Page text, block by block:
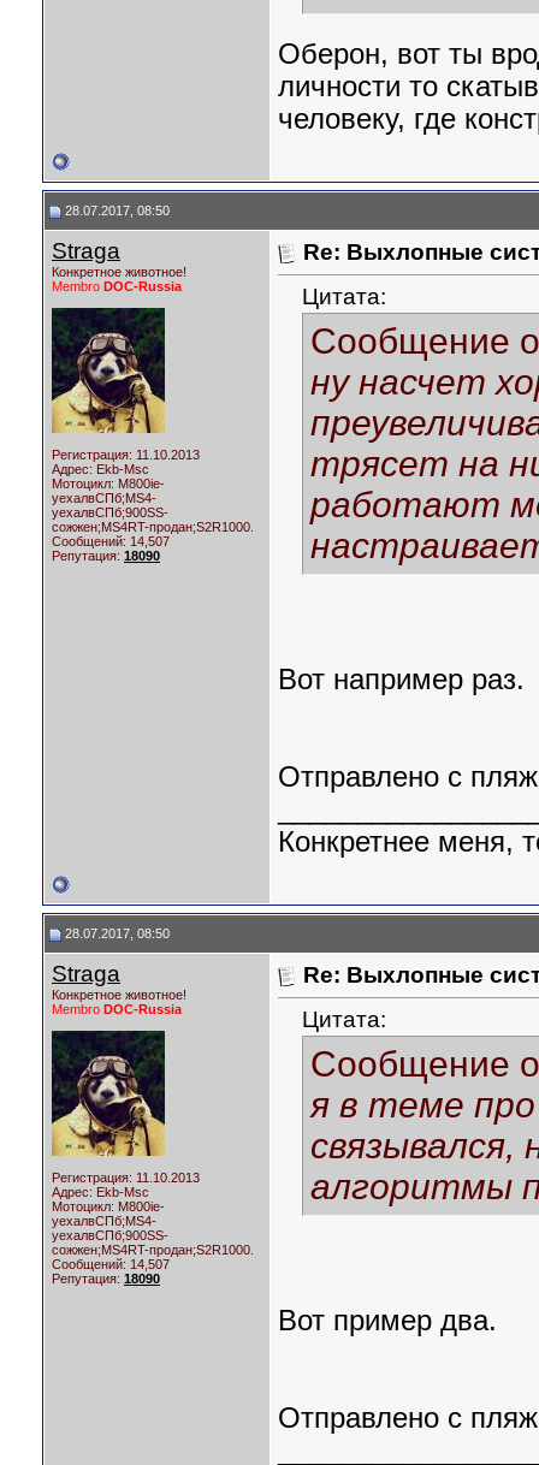
Оберон, вот ты
личности то
человеку, где
28.07.2017, 08:50
Straga
Конкретное животное!
Membro DOC-Russia
Регистрация: 11.10.2013
Адрес: Ekb-Msc
Мотоцикл: M800ie-
уехалвСПб;MS4-
уехалвСПб;900SS-
сожжен;MS4RT-продан;S2R1000.
Сообщений: 14,507
Репутация: 18090
Re: Выхлопные
Цитата:
Сообщение
ну насчет
трясет на
работают
Вот например раз.
Отправлено с
Конкретнее меня,
28.07.2017, 08:50
Straga
Конкретное животное!
Membro DOC-Russia
Регистрация: 11.10.2013
Адрес: Ekb-Msc
Мотоцикл: M800ie-
уехалвСПб;MS4-
уехалвСПб;900SS-
сожжен;MS4RT-продан;S2R1000.
Сообщений: 14,507
Репутация: 18090
Re: Выхлопные
Цитата:
Сообщение
я в теме про
связывался,
алгоритмы
Вот пример два.
Отправлено с